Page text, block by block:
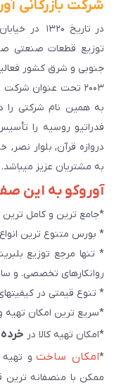
شرکت بازرگانی
در تاریخ
توزیع قطعات صنعتی
جنوبی و شرق کشور
به همین نام شرکتی
فدراتیو روسیه را
به مشتریان عزیز میباشد.
آوروکو به این
*جامع ترین و کامل ترین
* بورس متنوع ترین
روانکارهای تخصصی. و
* تنوع قیمتی در
*سریع ترین امکان
*امکان تهیه کالا در
*امکان ساختو تهیه
ممکن با منصفانه ترین